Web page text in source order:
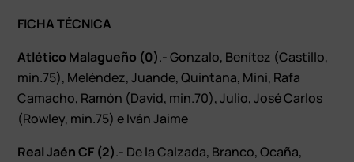
FICHA TÉCNICA
Atlético Malagueño (0).- Gonzalo, Benítez (Castillo,
min.75), Meléndez, Juande, Quintana, Mini, Rafa
Camacho, Ramón (David, min.70), Julio, José Carlos
(Rowley, min.75) e Iván Jaime
Real Jaén CF (2).- De la Calzada, Branco, Ocaña,